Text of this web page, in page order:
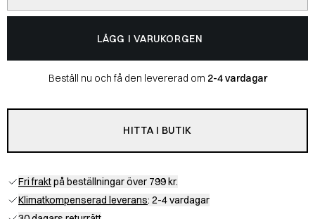
LÄGG I VARUKORGEN
Beställ nu och få den levererad om 2-4 vardagar
HITTA I BUTIK
Fri fraktpå beställningar över 799 kr.
Klimatkompenserad leverans: 2-4 vardagar